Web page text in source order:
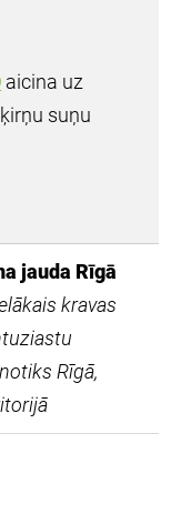
aicina uz
suņu
jauda Rīgā
kravas
Rīgā,